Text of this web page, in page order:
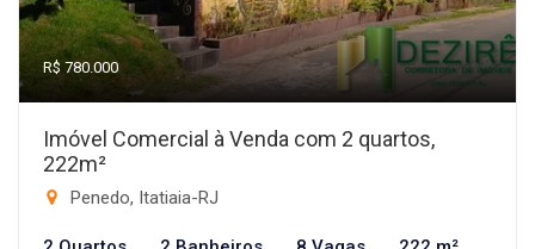
R$ 780.000
Imóvel Comercial à Venda com 2 quartos,
222m²
Penedo, Itatiaia-RJ